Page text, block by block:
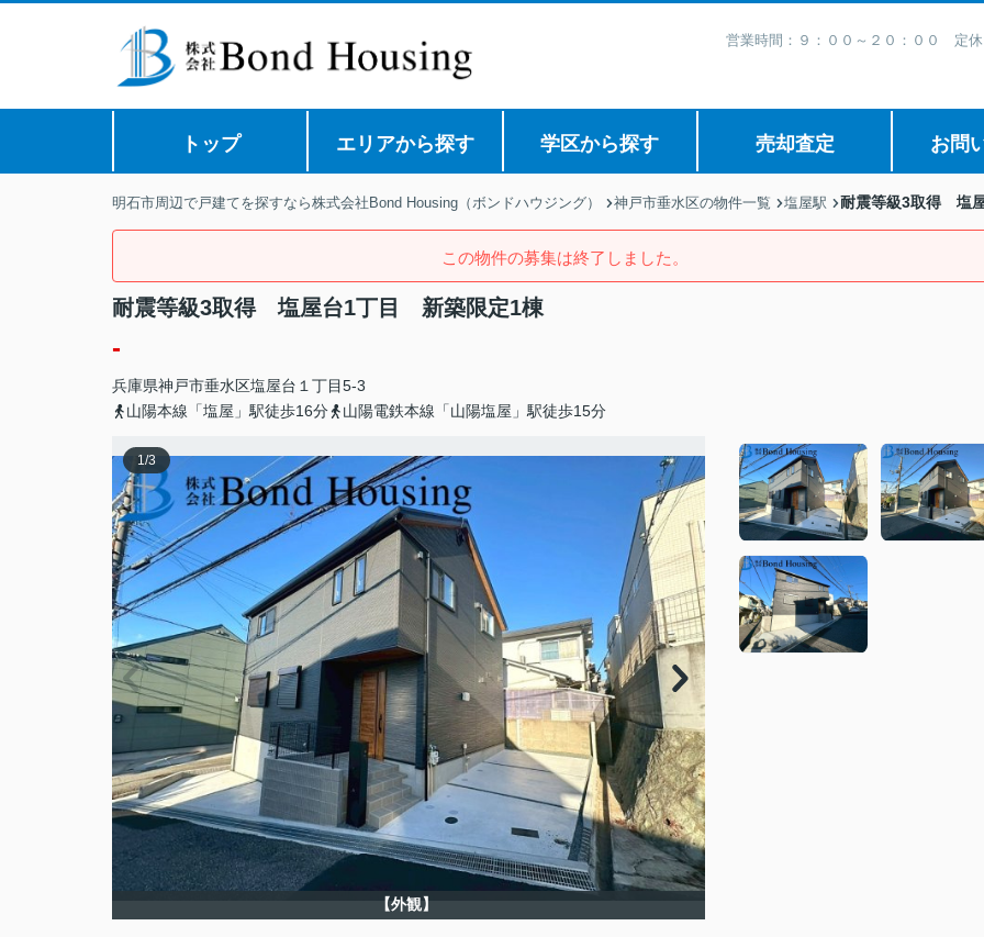
営業時間：９：００～２０：００ 定休
トップ エリアから探す 学区から探す 売却査定 お問
明石市周辺で戸建てを探すなら株式会社Bond Housing（ボンドハウジング） 神戸市垂水区の物件一覧 塩屋駅 耐震等級3取得 塩
この物件の募集は終了しました。
耐震等級3取得 塩屋台1丁目 新築限定1棟
-
兵庫県神戸市垂水区塩屋台 １丁目5-3
山陽本線「塩屋」駅徒歩16分
山陽電鉄本線「山陽塩屋」駅徒歩15分
1/3
【外観】